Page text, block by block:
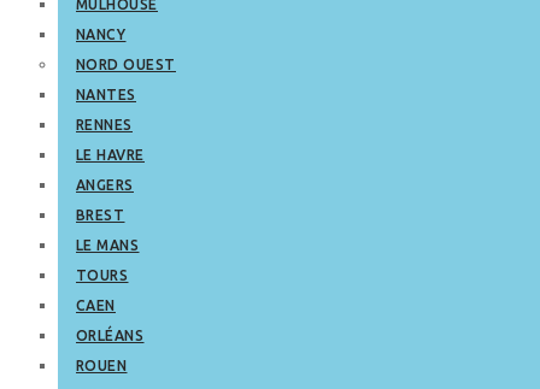
MULHOUSE
NANCY
NORD OUEST
NANTES
RENNES
LE HAVRE
ANGERS
BREST
LE MANS
TOURS
CAEN
ORLÉANS
ROUEN